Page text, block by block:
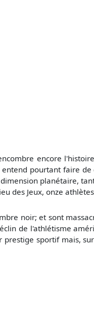
encore
pourtant faire de
planétaire,
des Jeux, onze
noir; et sont
de l'athlétisme
sportif mais,